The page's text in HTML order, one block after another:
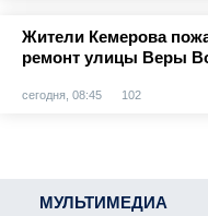
Жители Кемерова
ремонт улицы Веры
сегодня, 08:45 102
МУЛЬТИМЕДИА